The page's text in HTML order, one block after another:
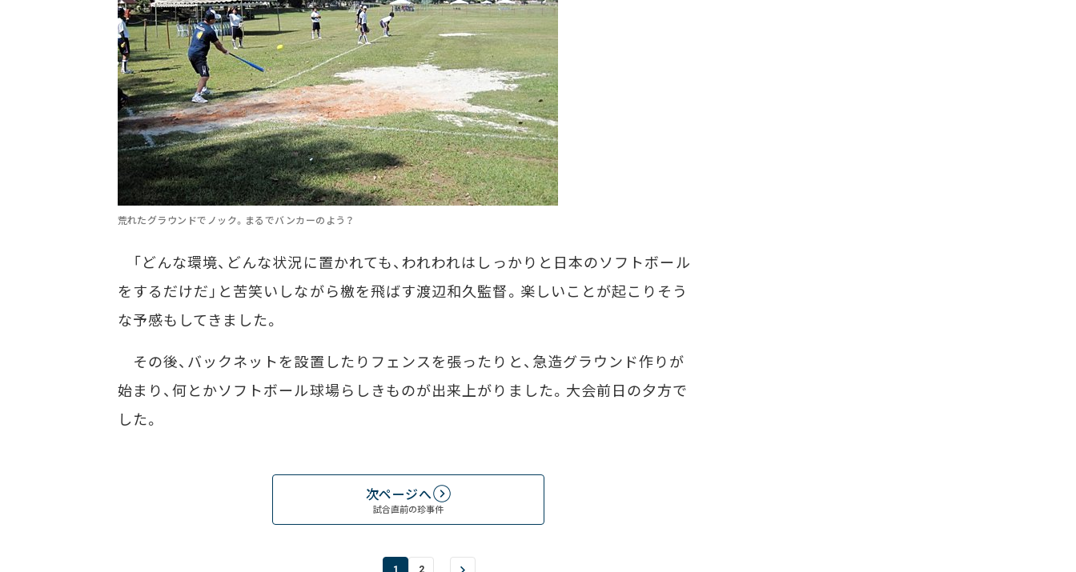
荒れたグラウンドでノック。まるでバンカーのよう？
「どんな環境、どんな状況に置かれても、われわれはしっかりと日本のソフトボール
をするだけだ」と苦笑いしながら檄を飛ばす渡辺和久監督。楽しいことが起こりそう
な予感もしてきました。
その後、バックネットを設置したりフェンスを張ったりと、急造グラウンド作りが
始まり、何とかソフトボール球場らしきものが出来上がりました。大会前日の夕方で
した。
次ページへ
試合直前の珍事件
1 2